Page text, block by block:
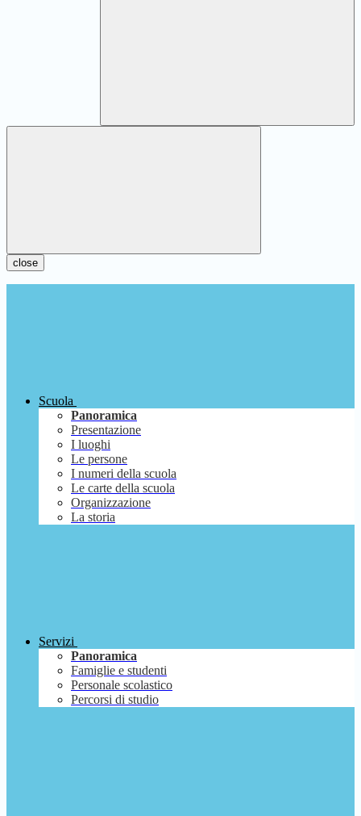
close
Scuola
Panoramica
Presentazione
I luoghi
Le persone
I numeri della scuola
Le carte della scuola
Organizzazione
La storia
Servizi
Panoramica
Famiglie e studenti
Personale scolastico
Percorsi di studio